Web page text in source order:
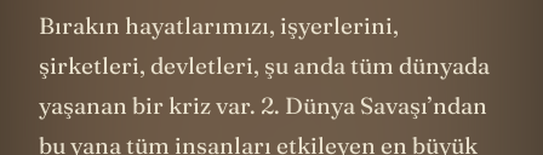
Bırakın hayatlarımızı, işyerlerini,
şirketleri, devletleri, şu anda tüm dünyada
yaşanan bir kriz var. 2. Dünya Savaşı’ndan
bu yana tüm insanları etkileyen en büyük